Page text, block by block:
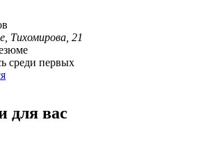
Тихомирова, 21
среди первых
для вас